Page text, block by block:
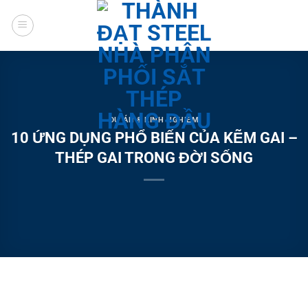
đến
DỰ ÁN & KINH NGHIỆM
10 ỨNG DỤNG PHỔ BIẾN CỦA KẼM GAI –
THÉP GAI TRONG ĐỜI SỐNG